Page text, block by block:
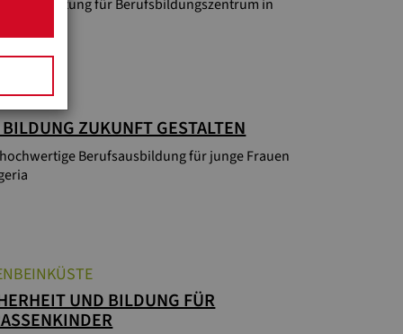
Ausstattung für Berufsbildungszentrum in
ZUKUNFT GESTALTEN
Berufsausbildung für junge Frauen
UND BILDUNG FÜR